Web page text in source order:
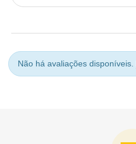
Não há avaliações disponíveis.